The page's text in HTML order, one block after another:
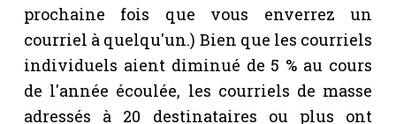
prochaine fois que vous enverrez un
courriel à quelqu'un.) Bien que les courriels
individuels aient diminué de 5 % au cours
de l'année écoulée, les courriels de masse
adressés à 20 destinataires ou plus ont